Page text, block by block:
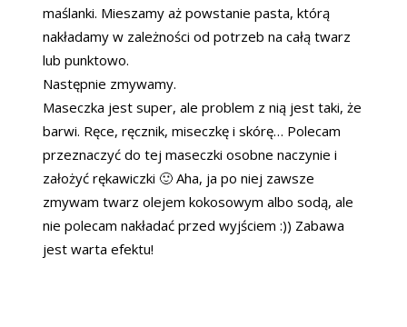
maślanki. Mieszamy aż powstanie pasta, którą
nakładamy w zależności od potrzeb na całą twarz
lub punktowo.
Następnie zmywamy.
Maseczka jest super, ale problem z nią jest taki, że
barwi. Ręce, ręcznik, miseczkę i skórę… Polecam
przeznaczyć do tej maseczki osobne naczynie i
założyć rękawiczki 🙂 Aha, ja po niej zawsze
zmywam twarz olejem kokosowym albo sodą, ale
nie polecam nakładać przed wyjściem :)) Zabawa
jest warta efektu!